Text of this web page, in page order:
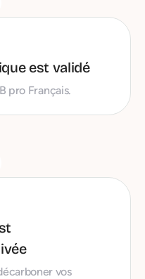
est validé
pro Français.
vos